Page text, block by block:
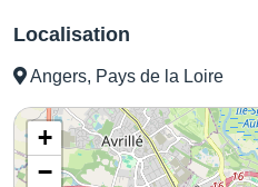
Localisation
Angers, Pays de la Loire
+
−